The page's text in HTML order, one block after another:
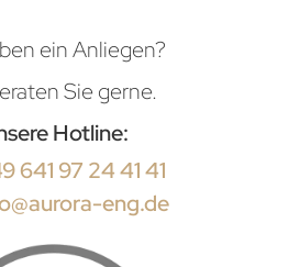
ein Anliegen?
Sie gerne.
Hotline:
641 97 24 41 41
eng.de